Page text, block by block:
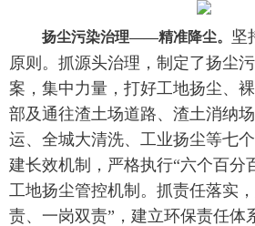
扬尘污染治理——精准降尘。 坚
原则。抓源头治理，制定了扬尘
案，集中力量，打好工地扬尘、
部及通往渣土场道路、渣土消纳
运、全城大清洗、工业扬尘等七个
建长效机制，严格执行“六个百分
工地扬尘管控机制。抓责任落实
责、一岗双责”，建立环保责任体